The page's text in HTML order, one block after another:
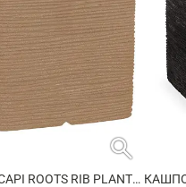
search
КАШПО CAPI ROOTS RIB PLANTER SQUARE BEIGE